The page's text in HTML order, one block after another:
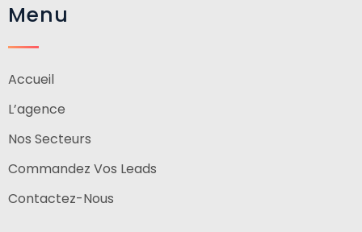
Menu
Accueil
L’agence
Nos Secteurs
Commandez Vos Leads
Contactez-Nous